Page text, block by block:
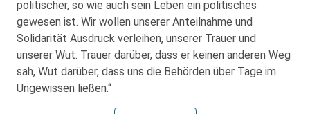
politischer, so wie auch sein Leben ein politisches
gewesen ist. Wir wollen unserer Anteilnahme und
Solidarität Ausdruck verleihen, unserer Trauer und
unserer Wut. Trauer darüber, dass er keinen anderen Weg
sah, Wut darüber, dass uns die Behörden über Tage im
Ungewissen ließen.“